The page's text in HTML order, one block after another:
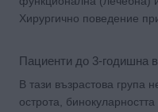
Хирургично поведение
Пациенти до 3-годишна
В тази възрастова група
острота,